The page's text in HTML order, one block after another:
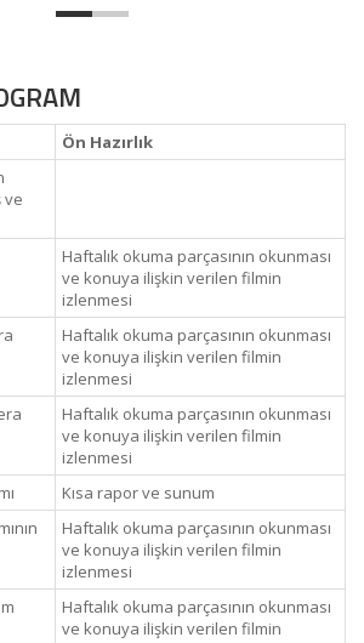
Ön Hazırlık
ve
Haftalık okuma parçasının okunması
ve konuya ilişkin verilen filmin
izlenmesi
Haftalık okuma parçasının okunması
ve konuya ilişkin verilen filmin
izlenmesi
Haftalık okuma parçasının okunması
ve konuya ilişkin verilen filmin
izlenmesi
Kısa rapor ve sunum
Haftalık okuma parçasının okunması
ve konuya ilişkin verilen filmin
izlenmesi
Haftalık okuma parçasının okunması
ve konuya ilişkin verilen filmin